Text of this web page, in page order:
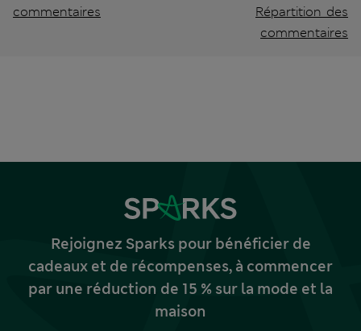
commentaires
Répartition des
commentaires
Rejoignez Sparks pour bénéficier de
cadeaux et de récompenses, à commencer
par une réduction de 15 % sur la mode et la
maison